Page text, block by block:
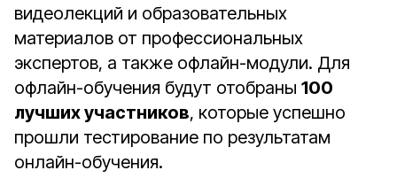
видеолекций и образовательных
материалов от профессиональных
экспертов, а также офлайн-модули. Для
офлайн-обучения будут отобраны 100
лучших участников, которые успешно
прошли тестирование по результатам
онлайн-обучения.